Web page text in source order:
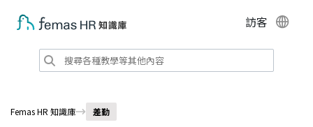
訪客
Femas HR 知識庫 差勤